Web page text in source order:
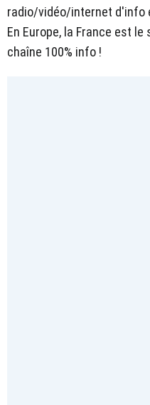
radio/vidéo/internet d'info
En Europe, la France est
chaîne 100% info !